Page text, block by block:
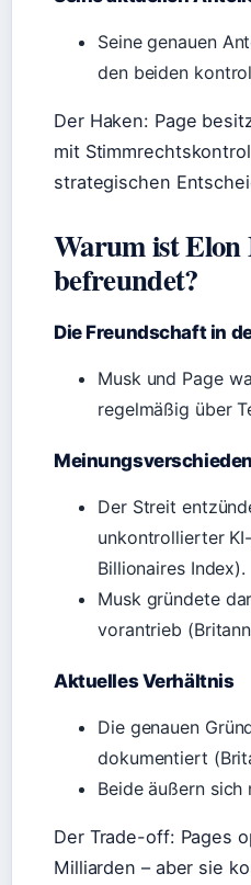
Seine genauen
den beiden
Der Haken: Page
mit
strategischen
Warum ist
befreundet?
Die Freundschaft in
Musk und Page
regelmäßig über
Der Streit
unkontrollierter
Billionaires Index).
Musk gründete
vorantrieb
Aktuelles Verhältnis
Die genauen
dokumentiert
Beide äußern
Der Trade-off: Pages
Milliarden – aber sie